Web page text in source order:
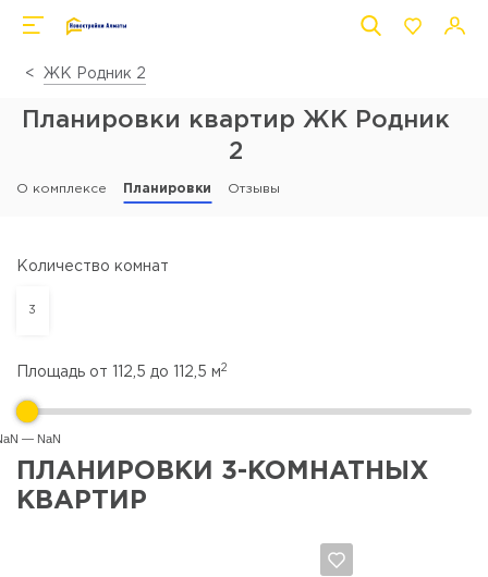
ЖК Родник 2
Планировки квартир ЖК Родник
2
О комплексе Планировки Отзывы
Количество комнат
3
Площадь от 112,5 до 112,5 м2
— NaN
ПЛАНИРОВКИ 3-КОМНАТНЫХ
КВАРТИР